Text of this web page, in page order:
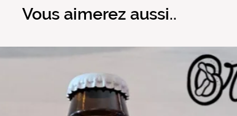
Vous aimerez aussi..